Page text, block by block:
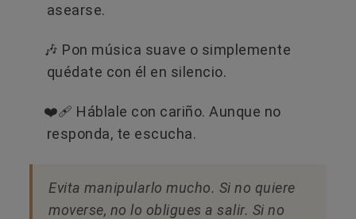
asearse.
🎶 Pon música suave o simplemente
quédate con él en silencio.
❤️‍🩹 Háblale con cariño. Aunque no
responda, te escucha.
Evita manipularlo mucho. Si no quiere
moverse, no lo obligues a salir. Si no